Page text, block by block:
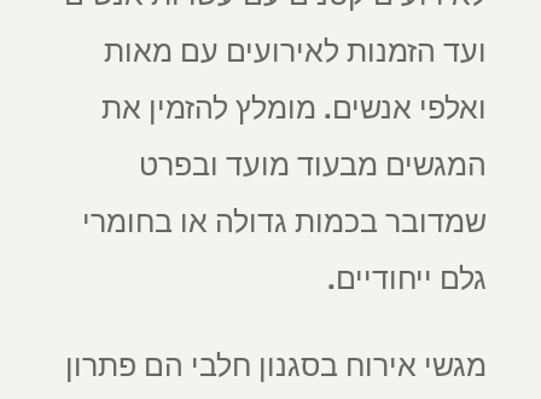
ועד הזמנות לאירועים עם מאות
ואלפי אנשים. מומלץ להזמין את
המגשים מבעוד מועד ובפרט
שמדובר בכמות גדולה או בחומרי
גלם ייחודיים.
מגשי אירוח בסגנון חלבי הם פתרון